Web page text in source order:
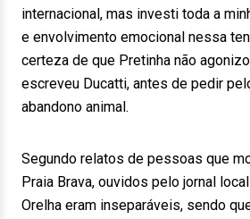
internacional, mas investi toda a
e envolvimento emocional nessa
certeza de que Pretinha não
escreveu Ducatti, antes de pedir
abandono animal.
Segundo relatos de pessoas que
Praia Brava, ouvidos pelo jornal
Orelha eram inseparáveis, sendo